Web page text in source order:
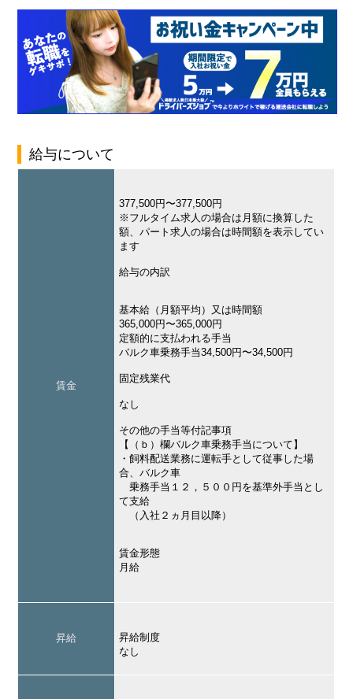
給与について
賃金
377,500円〜377,500円
※フルタイム求人の場合は月額に換算した
額、パート求人の場合は時間額を表示してい
ます
給与の内訳
基本給（月額平均）又は時間額
365,000円〜365,000円
定額的に支払われる手当
バルク車乗務手当34,500円〜34,500円
固定残業代
なし
その他の手当等付記事項
【（ｂ）欄バルク車乗務手当について】
・飼料配送業務に運転手として従事した場
合、バルク車
乗務手当１２，５００円を基準外手当とし
て支給
（入社２ヵ月目以降）
賃金形態
月給
昇給
昇給制度
なし